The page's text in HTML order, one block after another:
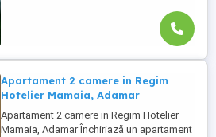
Apartament 2 camere in Regim
Hotelier Mamaia, Adamar
Apartament 2 camere in Regim Hotelier
Mamaia, Adamar Închiriază un apartament